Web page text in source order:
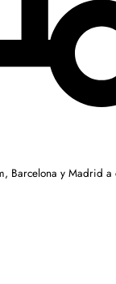
Barcelona y Madrid